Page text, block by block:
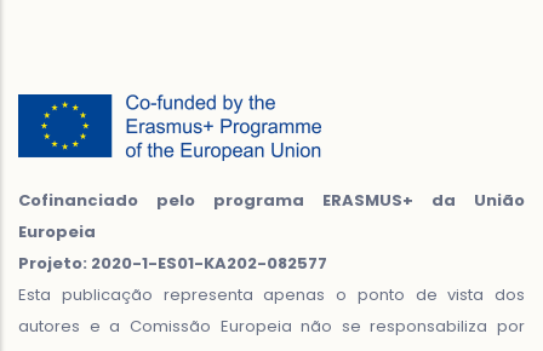
Cofinanciado pelo programa ERASMUS+ da União
Europeia
Projeto: 2020-1-ES01-KA202-082577
Esta publicação representa apenas o ponto de vista dos
autores e a Comissão Europeia não se responsabiliza por